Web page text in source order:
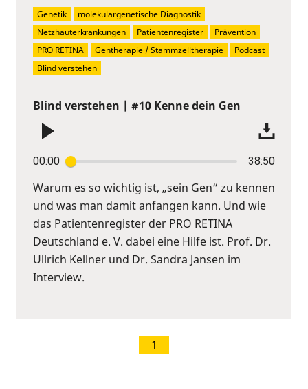
Blind verstehen | #10 Kenne dein Gen
00:00 38:50
Warum es so wichtig ist, „sein Gen“ zu kennen
und was man damit anfangen kann. Und wie
das Patientenregister der PRO RETINA
Deutschland e. V. dabei eine Hilfe ist. Prof. Dr.
Ullrich Kellner und Dr. Sandra Jansen im
Interview.
Genetik
molekulargenetische Diagnostik
Netzhauterkrankungen
Patientenregister
Prävention
PRO RETINA
Gentherapie / Stammzelltherapie
Podcast
Blind verstehen
1